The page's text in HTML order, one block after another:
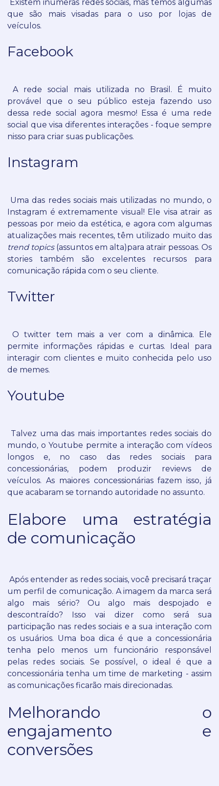
Existem inúmeras redes sociais, mas temos algumas
que são mais visadas para o uso por lojas de
veículos.
Facebook
A rede social mais utilizada no Brasil. É muito
provável que o seu público esteja fazendo uso
dessa rede social agora mesmo! Essa é uma rede
social que visa diferentes interações - foque sempre
nisso para criar suas publicações.
Instagram
Uma das redes sociais mais utilizadas no mundo, o
Instagram é extremamente visual! Ele visa atrair as
pessoas por meio da estética, e agora com algumas
atualizações mais recentes, têm utilizado muito das
trend topics (assuntos em alta)para atrair pessoas. Os
stories também são excelentes recursos para
comunicação rápida com o seu cliente.
Twitter
O twitter tem mais a ver com a dinâmica. Ele
permite informações rápidas e curtas. Ideal para
interagir com clientes e muito conhecida pelo uso
de memes.
Youtube
Talvez uma das mais importantes redes sociais do
mundo, o Youtube permite a interação com vídeos
longos e, no caso das redes sociais para
concessionárias, podem produzir reviews de
veículos. As maiores concessionárias fazem isso, já
que acabaram se tornando autoridade no assunto.
Elabore uma estratégia
de comunicação
Após entender as redes sociais, você precisará traçar
um perfil de comunicação. A imagem da marca será
algo mais sério? Ou algo mais despojado e
descontraído?
Isso vai dizer como será sua
participação nas redes sociais e a sua interação com
os usuários. Uma boa dica é que a concessionária
tenha pelo menos um funcionário responsável
pelas redes sociais. Se possível, o ideal é que a
concessionária tenha um time de marketing - assim
as comunicações ficarão mais direcionadas.
Melhorando o
engajamento e
conversões